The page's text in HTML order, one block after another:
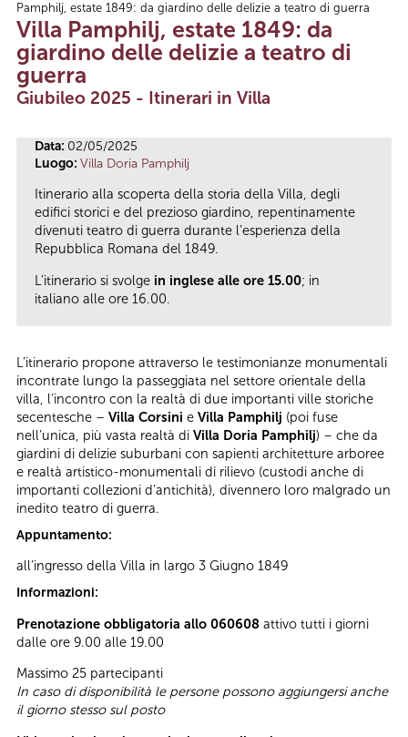
Tu sei qui
Pamphilj, estate 1849: da giardino delle delizie a teatro di guerra
Villa Pamphilj, estate 1849: da
giardino delle delizie a teatro di
guerra
Giubileo 2025 - Itinerari in Villa
Data: 02/05/2025
Luogo: Villa Doria Pamphilj
Itinerario alla scoperta della storia della Villa, degli
edifici storici e del prezioso giardino, repentinamente
divenuti teatro di guerra durante l’esperienza della
Repubblica Romana del 1849.
L’itinerario si svolge in inglese alle ore 15.00; in
italiano alle ore 16.00.
L’itinerario propone attraverso le testimonianze monumentali
incontrate lungo la passeggiata nel settore orientale della
villa, l’incontro con la realtà di due importanti ville storiche
secentesche – Villa Corsini e Villa Pamphilj (poi fuse
nell’unica, più vasta realtà di Villa Doria Pamphilj) – che da
giardini di delizie suburbani con sapienti architetture arboree
e realtà artistico-monumentali di rilievo (custodi anche di
importanti collezioni d’antichità), divennero loro malgrado un
inedito teatro di guerra.
Appuntamento:
all’ingresso della Villa in largo 3 Giugno 1849
Informazioni:
Prenotazione obbligatoria allo 060608 attivo tutti i giorni
dalle ore 9.00 alle 19.00
Massimo 25 partecipanti
In caso di disponibilità le persone possono aggiungersi anche
il giorno stesso sul posto